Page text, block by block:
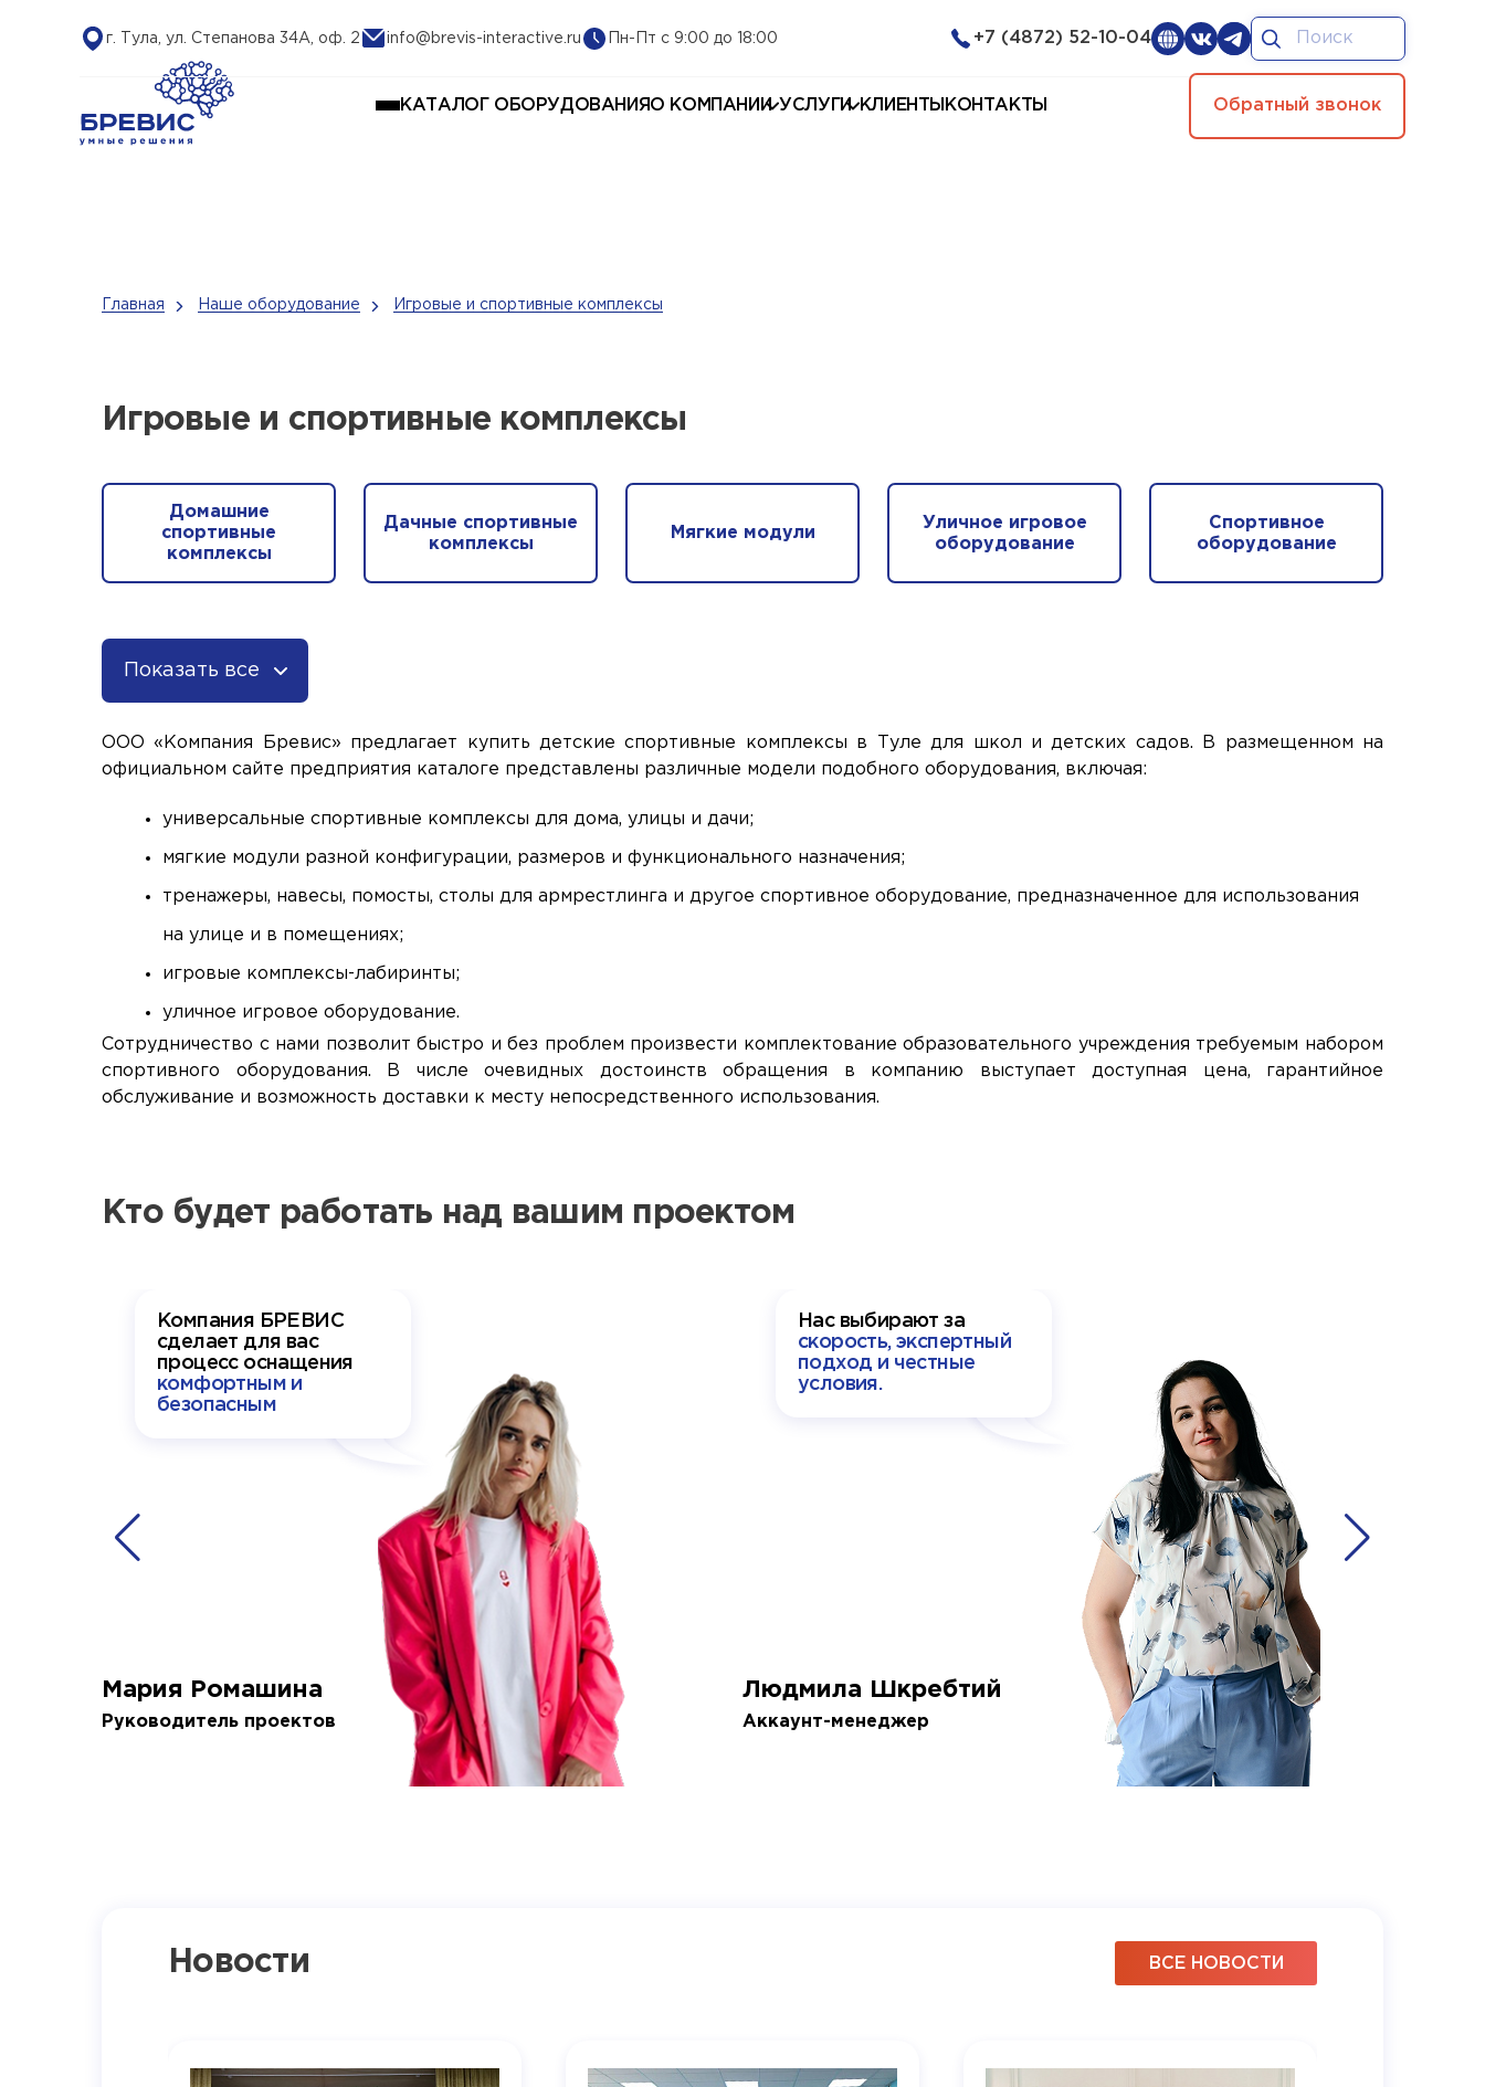
г. Тула, ул. Степанова 34А, оф. 2 info@brevis-interactive.ru Пн-Пт с 9:00 до 18:00 +7 (4872) 52-10-04
КАТАЛОГ ОБОРУДОВАНИЯ О КОМПАНИИ УСЛУГИ КЛИЕНТЫ КОНТАКТЫ Обратный звонок
Главная Наше оборудование Игровые и спортивные комплексы
Игровые и спортивные комплексы
Домашние
спортивные
комплексы
Дачные спортивные
комплексы
Мягкие модули
Уличное игровое
оборудование
Спортивное
оборудование
Показать все
ООО «Компания Бревис» предлагает купить детские спортивные комплексы в Туле для школ и детских садов. В размещенном на
официальном сайте предприятия каталоге представлены различные модели подобного оборудования, включая:
универсальные спортивные комплексы для дома, улицы и дачи;
мягкие модули разной конфигурации, размеров и функционального назначения;
тренажеры, навесы, помосты, столы для армрестлинга и другое спортивное оборудование, предназначенное для использования
на улице и в помещениях;
игровые комплексы-лабиринты;
уличное игровое оборудование.
Сотрудничество с нами позволит быстро и без проблем произвести комплектование образовательного учреждения требуемым набором
спортивного оборудования. В числе очевидных достоинств обращения в компанию выступает доступная цена, гарантийное
обслуживание и возможность доставки к месту непосредственного использования.
Кто будет работать над вашим проектом
Компания БРЕВИС
сделает для вас
процесс оснащения
комфортным и
безопасным
Мария Ромашина
Руководитель проектов
Нас выбирают за
скорость, экспертный
подход и честные
условия.
Людмила Шкребтий
Аккаунт-менеджер
Новости ВСЕ НОВОСТИ